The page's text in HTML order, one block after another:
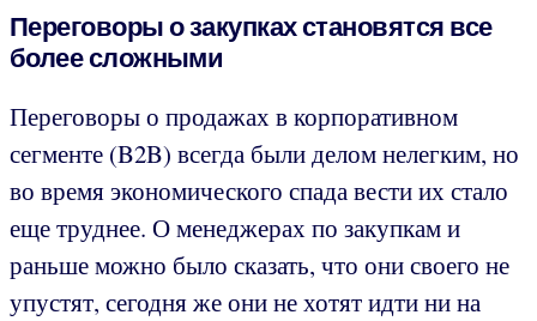
Переговоры о закупках становятся все
более сложными
Переговоры о продажах в корпоративном
сегменте (B2B) всегда были делом нелегким, но
во время экономического спада вести их стало
еще труднее. О менеджерах по закупкам и
раньше можно было сказать, что они своего не
упустят, сегодня же они не хотят идти ни на